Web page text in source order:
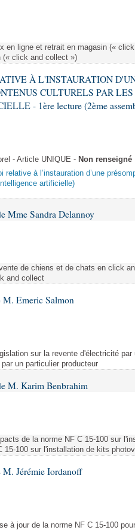
lois
en ligne et retrait en magasin («
(« click and collect »)
À L'INSTAURATION
CULTURELS PAR LES
- 1ère lecture (2ème
- Article UNIQUE - Non renseigné
à l’instauration d’une
artificielle)
Mme Sandra Delannoy
de chiens et de chats en click
and collect
M. Emeric Salmon
sur la revente d'électricité
un particulier producteur
M. Karim Benbrahim
de la norme NF C 15-100 sur
15-100 sur l'installation de kits
M. Jérémie Iordanoff
à jour de la norme NF C 15-100